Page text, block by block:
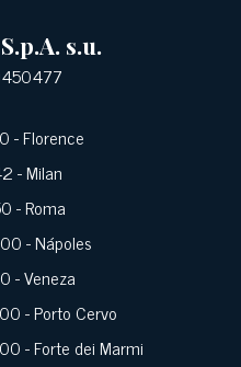
s.u.
- Florence
- Milan
- Roma
- Nápoles
- Veneza
- Porto Cervo
- Forte dei Marmi